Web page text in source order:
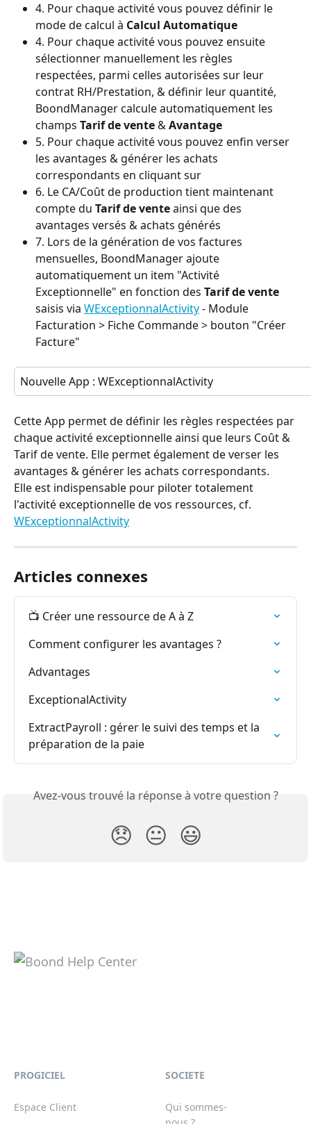
4. Pour chaque activité vous pouvez définir le
mode de calcul à Calcul Automatique
4. Pour chaque activité vous pouvez ensuite
sélectionner manuellement les règles
respectées, parmi celles autorisées sur leur
contrat RH/Prestation, & définir leur quantité,
BoondManager calcule automatiquement les
champs Tarif de vente & Avantage
5. Pour chaque activité vous pouvez enfin verser
les avantages & générer les achats
correspondants en cliquant sur
6. Le CA/Coût de production tient maintenant
compte du Tarif de vente ainsi que des
avantages versés & achats générés
7. Lors de la génération de vos factures
mensuelles, BoondManager ajoute
automatiquement un item "Activité
Exceptionnelle" en fonction des Tarif de vente
saisis via WExceptionnalActivity - Module
Facturation > Fiche Commande > bouton "Créer
Facture"
Nouvelle App : WExceptionnalActivity
Cette App permet de définir les règles respectées par
chaque activité exceptionnelle ainsi que leurs Coût &
Tarif de vente. Elle permet également de verser les
avantages & générer les achats correspondants.
Elle est indispensable pour piloter totalement
l'activité exceptionnelle de vos ressources, cf.
WExceptionnalActivity
Articles connexes
📺 Créer une ressource de A à Z
Comment configurer les avantages ?
Advantages
ExceptionalActivity
ExtractPayroll : gérer le suivi des temps et la
préparation de la paie
Avez-vous trouvé la réponse à votre question ?
😞 😐 😃
PROGICIEL
Espace Client
SOCIETE
Qui sommes-